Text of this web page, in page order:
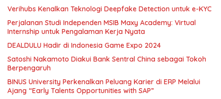
Verihubs Kenalkan Teknologi Deepfake Detection untuk e-KYC
Perjalanan Studi Independen MSIB Maxy Academy: Virtual
Internship untuk Pengalaman Kerja Nyata
DEALDULU Hadir di Indonesia Game Expo 2024
Satoshi Nakamoto Diakui Bank Sentral China sebagai Tokoh
Berpengaruh
BINUS University Perkenalkan Peluang Karier di ERP Melalui
Ajang “Early Talents Opportunities with SAP”